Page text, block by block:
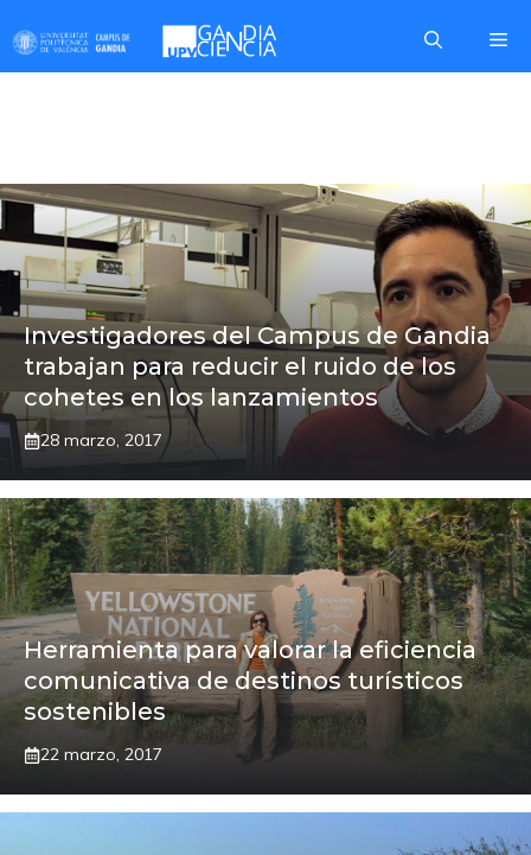
contenido
Investigadores del Campus de Gandia
trabajan para reducir el ruido de los
cohetes en los lanzamientos
28 marzo, 2017
Herramienta para valorar la eficiencia
comunicativa de destinos turísticos
sostenibles
22 marzo, 2017